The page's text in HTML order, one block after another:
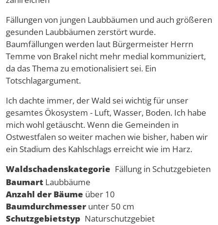
Fällungen von jungen Laubbäumen und auch größeren
gesunden Laubbäumen zerstört wurde.
Baumfällungen werden laut Bürgermeister Herrn
Temme von Brakel nicht mehr medial kommuniziert,
da das Thema zu emotionalisiert sei. Ein
Totschlagargument.
Ich dachte immer, der Wald sei wichtig für unser
gesamtes Ökosystem - Luft, Wasser, Boden. Ich habe
mich wohl getäuscht. Wenn die Gemeinden in
Ostwestfalen so weiter machen wie bisher, haben wir
ein Stadium des Kahlschlags erreicht wie im Harz.
Waldschadenskategorie Fällung in Schutzgebieten
Baumart Laubbäume
Anzahl der Bäume über 10
Baumdurchmesser unter 50 cm
Schutzgebietstyp Naturschutzgebiet